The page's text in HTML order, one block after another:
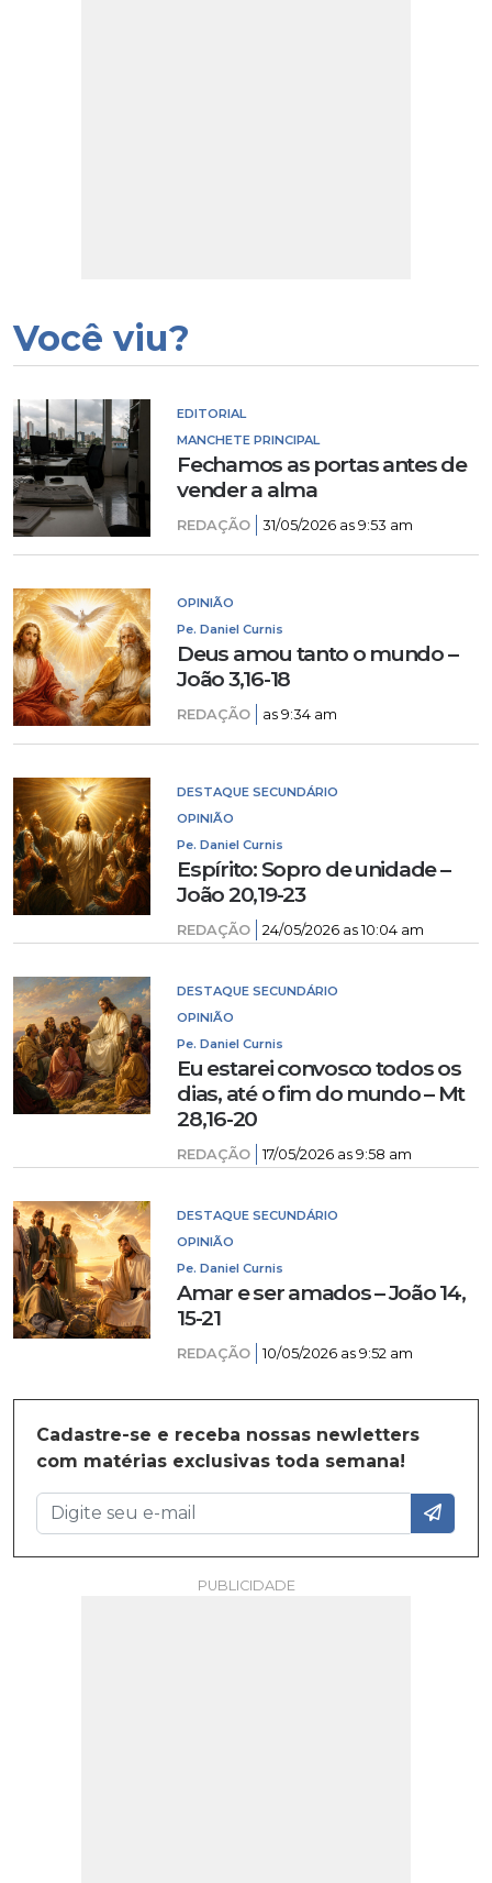
Você viu?
EDITORIAL
MANCHETE PRINCIPAL
Fechamos as portas antes de
vender a alma
REDAÇÃO 31/05/2026 as 9:53 am
OPINIÃO
Pe. Daniel Curnis
Deus amou tanto o mundo –
João 3,16-18
REDAÇÃO as 9:34 am
DESTAQUE SECUNDÁRIO
OPINIÃO
Pe. Daniel Curnis
Espírito: Sopro de unidade –
João 20,19-23
REDAÇÃO 24/05/2026 as 10:04 am
DESTAQUE SECUNDÁRIO
OPINIÃO
Pe. Daniel Curnis
Eu estarei convosco todos os
dias, até o fim do mundo – Mt
28,16-20
REDAÇÃO 17/05/2026 as 9:58 am
DESTAQUE SECUNDÁRIO
OPINIÃO
Pe. Daniel Curnis
Amar e ser amados – João 14,
15-21
REDAÇÃO 10/05/2026 as 9:52 am
Cadastre-se e receba nossas newletters
com matérias exclusivas toda semana!
PUBLICIDADE